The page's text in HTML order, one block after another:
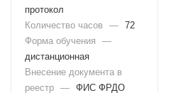
протокол
Количество часов
— 72
Форма обучения
—
дистанционная
Внесение документа в
реестр — ФИС ФРДО